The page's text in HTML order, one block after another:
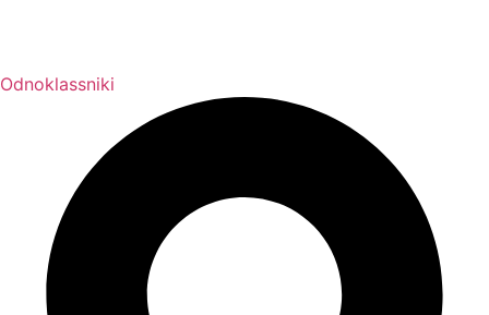
Odnoklassniki